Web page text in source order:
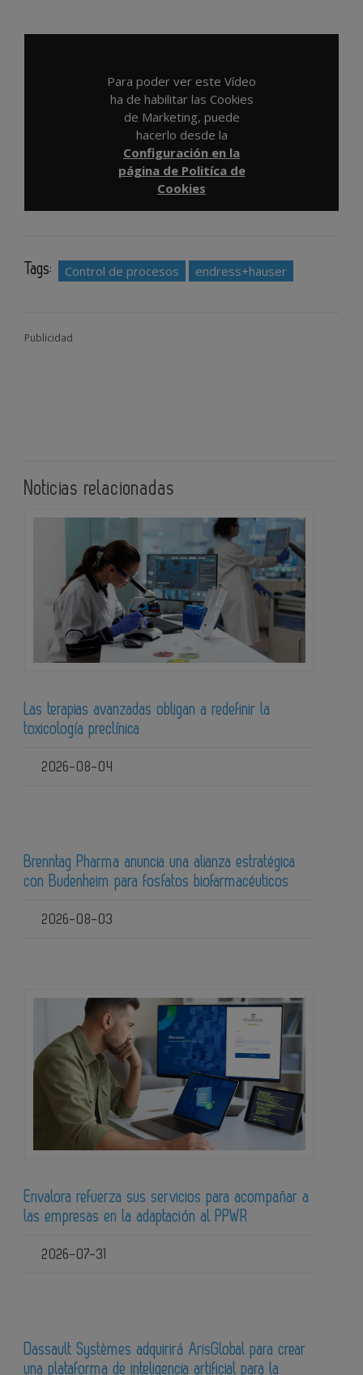
Para poder ver este Vídeo
ha de habilitar las Cookies
de Marketing, puede
hacerlo desde la
Configuración en la
página de Politíca de
Cookies
Tags: Control de procesos endress+hauser
Publicidad
Noticias relacionadas
Las terapias avanzadas obligan a redefinir la
toxicología preclínica
2026-08-04
Brenntag Pharma anuncia una alianza estratégica
con Budenheim para fosfatos biofarmacéuticos
2026-08-03
Envalora refuerza sus servicios para acompañar a
las empresas en la adaptación al PPWR
2026-07-31
Dassault Systèmes adquirirá ArisGlobal para crear
una plataforma de inteligencia artificial para la